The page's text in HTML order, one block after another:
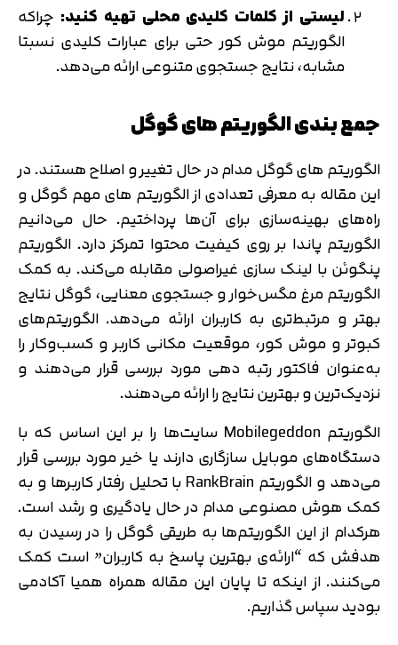
لیستی از کلمات کلیدی محلی تهیه کنید: چراکه
الگوریتم موش کور حتی برای عبارات کلیدی نسبتا
مشابه، نتایج جستجوی متنوعی ارائه می‌دهد.
جمع بندی الگوریتم های گوگل
الگوریتم های گوگل مدام در حال تغییر و اصلاح هستند. در
این مقاله به معرفی تعدادی از الگوریتم های مهم گوگل و
راه‌های بهینه‌سازی برای آن‌ها پرداختیم. حال می‌دانیم
الگوریتم پاندا بر روی کیفیت محتوا تمرکز دارد. الگوریتم
پنگوئن با لینک سازی غیراصولی مقابله می‌کند. به کمک
الگوریتم مرغ مگس‌خوار و جستجوی معنایی، گوگل نتایج
بهتر و مرتبط‌تری به کاربران ارائه می‌دهد. الگوریتم‌های
کبوتر و موش کور، موقعیت مکانی کاربر و کسب‌وکار را
به‌عنوان فاکتور رتبه دهی مورد بررسی قرار می‌دهند و
نزدیک‌ترین و بهترین نتایج را ارائه می‌دهند.
الگوریتم Mobilegeddon سایت‌ها را بر این اساس که با
دستگاه‌های موبایل سازگاری دارند یا خیر مورد بررسی قرار
می‌دهد و الگوریتم RankBrain با تحلیل رفتار کاربرها و به
کمک هوش مصنوعی مدام در حال یادگیری و رشد است.
هرکدام از این الگوریتم‌ها به طریقی گوگل را در رسیدن به
هدفش که “ارائه‌ی بهترین پاسخ به کاربران” است کمک
می‌کنند. از اینکه تا پایان این مقاله همراه همیا آکادمی
بودید سپاس گذاریم.